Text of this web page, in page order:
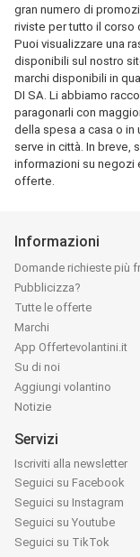
gran numero di
riviste per tutto il corso
Puoi visualizzare una
disponibili sul nostro
marchi disponibili in
DI SA. Li abbiamo
paragonarli con
della spesa a casa o in
serve in città. In breve,
informazioni su negozi
offerte.
Informazioni
Domande richieste più
Pubblicizza?
Tutte le offerte
Marchi
App Offertevolantini.it
Su di noi
Aggiungi volantino
Notizie
Servizi
Iscriviti alla newsletter
Seguici su Facebook
Seguici su Instagram
Seguici su Youtube
Seguici su TikTok